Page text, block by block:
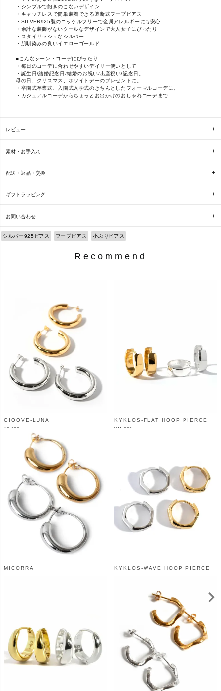
・シンプルで飽きのこないデザイン
・キャッチレスで簡単装着できる遮断式フープピアス
・SILVER925製のニッケルフリーで金属アレルギーにも安心
・余計な装飾がないクールなデザインで大人女子にぴったり
・スタイリッシュなシルバー
・肌馴染みの良いイエローゴールド
■こんなシーン・コーデにぴったり
・毎日のコーデに合わせやすいデイリー使いとして
・誕生日/結婚記念日/結婚のお祝い/出産祝い/記念日。
母の日、クリスマス、ホワイトデーのプレゼントに。
・卒園式卒業式、入園式入学式のきちんとしたフォーマルコーデに。
・カジュアルコーデからちょっとお出かけのおしゃれコーデまで
レビュー
素材・お手入れ
配送・返品・交換
ギフトラッピング
お問い合わせ
シルバー925ピアス フープピアス 小ぶりピアス
Recommend
GIOOVE-LUNA
¥9,900
KYKLOS-FLAT HOOP PIERCE
¥ 11,000
MICORRA
¥ 15,400
KYKLOS-WAVE HOOP PIERCE
¥6,820